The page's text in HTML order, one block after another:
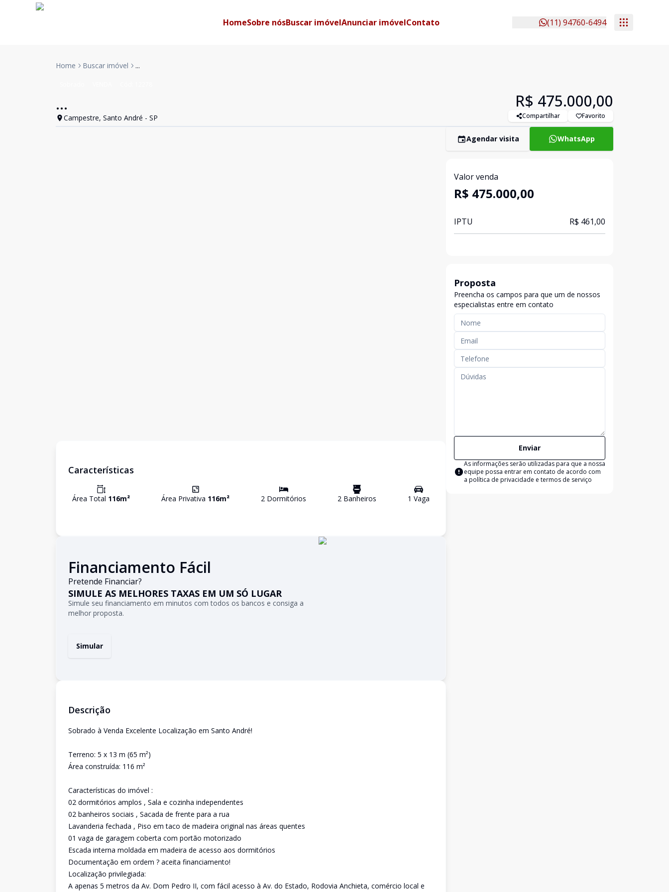
HomeSobre nósBuscar imóvelAnunciar imóvelContato (11) 94760-6494
Home Buscar imóvel ...
...
Campestre, Santo André - SP
R$ 475.000,00
Compartilhar Favorito
Características
Área Total 116m² Área Privativa 116m² 2 Dormitórios 2 Banheiros 1 Vaga
Financiamento Fácil
Pretende Financiar?
SIMULE AS MELHORES TAXAS EM UM SÓ LUGAR
Simule seu financiamento em minutos com todos os bancos e consiga a
melhor proposta.
Simular
Descrição
Sobrado à Venda Excelente Localização em Santo André!
Terreno: 5 x 13 m (65 m²)
Área construída: 116 m²
Características do imóvel :
02 dormitórios amplos , Sala e cozinha independentes
02 banheiros sociais , Sacada de frente para a rua
Lavanderia fechada , Piso em taco de madeira original nas áreas quentes
01 vaga de garagem coberta com portão motorizado
Escada interna moldada em madeira de acesso aos dormitórios
Documentação em ordem ? aceita financiamento!
Localização privilegiada:
A apenas 5 metros da Av. Dom Pedro II, com fácil acesso à Av. do Estado, Rodovia Anchieta, comércio local e
Agendar visita WhatsApp
Valor venda
R$ 475.000,00
IPTU R$ 461,00
Proposta
Preencha os campos para que um de nossos
especialistas entre em contato
Enviar
As informações serão utilizadas para que a nossa
equipe possa entrar em contato de acordo com
a política de privacidade e termos de serviço